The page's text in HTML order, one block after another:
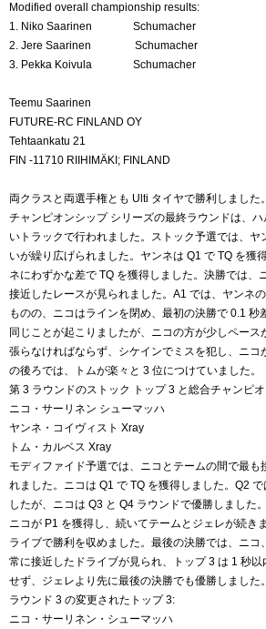
Modified overall championship results:
1. Niko Saarinen Schumacher
2. Jere Saarinen Schumacher
3. Pekka Koivula Schumacher
Teemu Saarinen
FUTURE-RC FINLAND OY
Tehtaankatu 21
FIN -11710 RIIHIMÄKI; FINLAND
両クラスと両選手権とも Ulti タイヤで勝利しました。
チャンピオンシップ シリーズの最終ラウンドは、
いトラックで行われました。ストック予選では、ヤ
いが繰り広げられました。ヤンネは Q1 で TQ を獲
ネにわずかな差で TQ を獲得しました。決勝では、
接近したレースが見られました。A1 では、ヤンネ
ものの、ニコはラインを閉め、最初の決勝で 0.1 秒
同じことが起こりましたが、ニコの方が少しペー
張らなければならず、シケインでミスを犯し、ニコ
の後ろでは、トムが楽々と 3 位につけていました。
第 3 ラウンドのストック トップ 3 と総合チャンピ
ニコ・サーリネン シューマッハ
ヤンネ・コイヴィスト Xray
トム・カルベス Xray
モディファイド予選では、ニコとテームの間で最も
れました。ニコは Q1 で TQ を獲得しました。Q2
したが、ニコは Q3 と Q4 ラウンドで優勝しました
ニコが P1 を獲得し、続いてテームとジェレが続き
ライブで勝利を収めました。最後の決勝では、ニコ
常に接近したドライブが見られ、トップ 3 は 1 秒
せず、ジェレより先に最後の決勝でも優勝しました。
ラウンド 3 の変更されたトップ 3:
ニコ・サーリネン・シューマッハ